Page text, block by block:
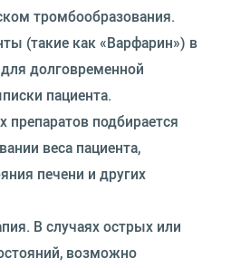
тромбообразования.
(такие как «Варфарин») в
долговременной
пациента.
подбирается
веса пациента,
печени и других
В случаях острых или
возможно